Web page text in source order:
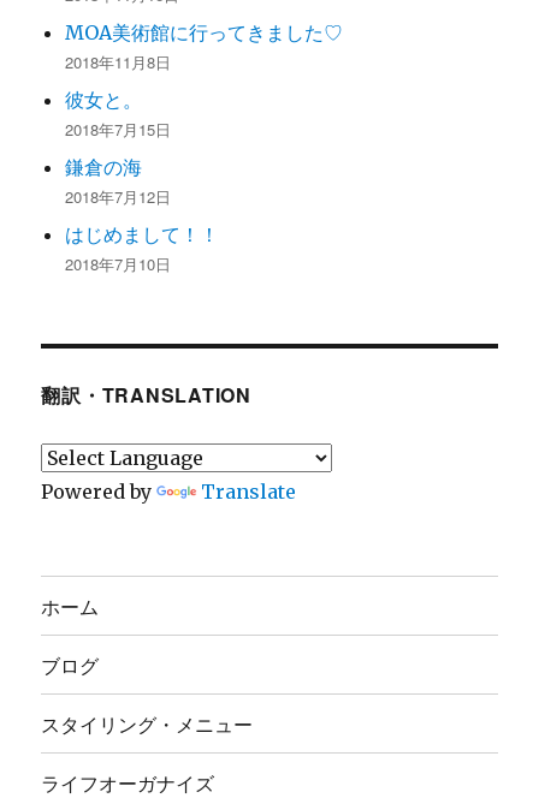
MOA美術館に行ってきました♡
2018年11月8日
彼女と。
2018年7月15日
鎌倉の海
2018年7月12日
はじめまして！！
2018年7月10日
翻訳・TRANSLATION
Powered by Translate
ホーム
ブログ
スタイリング・メニュー
ライフオーガナイズ